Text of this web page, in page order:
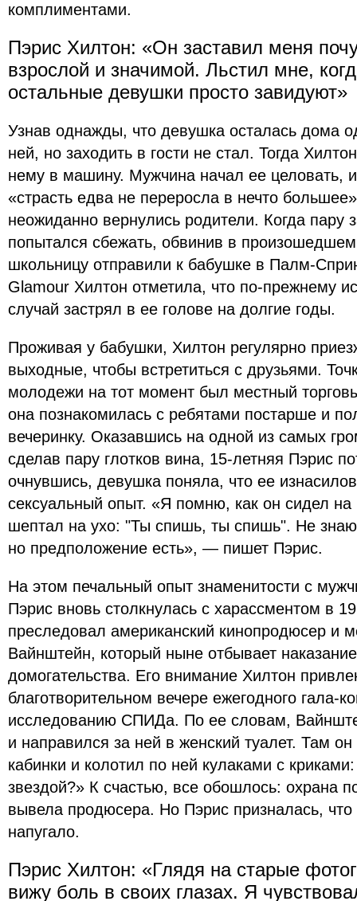
комплиментами.
Пэрис Хилтон: «Он заставил меня
взрослой и значимой. Льстил мне,
остальные девушки просто завидуют»
Узнав однажды, что девушка осталась дома
ней, но заходить в гости не стал. Тогда
нему в машину. Мужчина начал ее целовать,
«страсть едва не переросла в нечто
неожиданно вернулись родители. Когда пару
попытался сбежать, обвинив в
школьницу отправили к бабушке в Палм-
Glamour Хилтон отметила, что по-прежнему
случай застрял в ее голове на долгие годы.
Проживая у бабушки, Хилтон регулярно
выходные, чтобы встретиться с друзьями.
молодежи на тот момент был местный
она познакомилась с ребятами постарше и
вечеринку. Оказавшись на одной из самых
сделав пару глотков вина, 15-летняя Пэрис
очнувшись, девушка поняла, что ее
сексуальный опыт. «Я помню, как он сидел
шептал на ухо: "Ты спишь, ты спишь". Не
но предположение есть», — пишет Пэрис.
На этом печальный опыт знаменитости с
Пэрис вновь столкнулась с харассментом в
преследовал американский кинопродюсер и
Вайнштейн, который ныне отбывает
домогательства. Его внимание Хилтон
благотворительном вечере ежегодного гала-
исследованию СПИДа. По ее словам,
и направился за ней в женский туалет. Там
кабинки и колотил по ней кулаками с
звездой?» К счастью, все обошлось: охрана
вывела продюсера. Но Пэрис призналась,
напугало.
Пэрис Хилтон: «Глядя на старые
вижу боль в своих глазах. Я